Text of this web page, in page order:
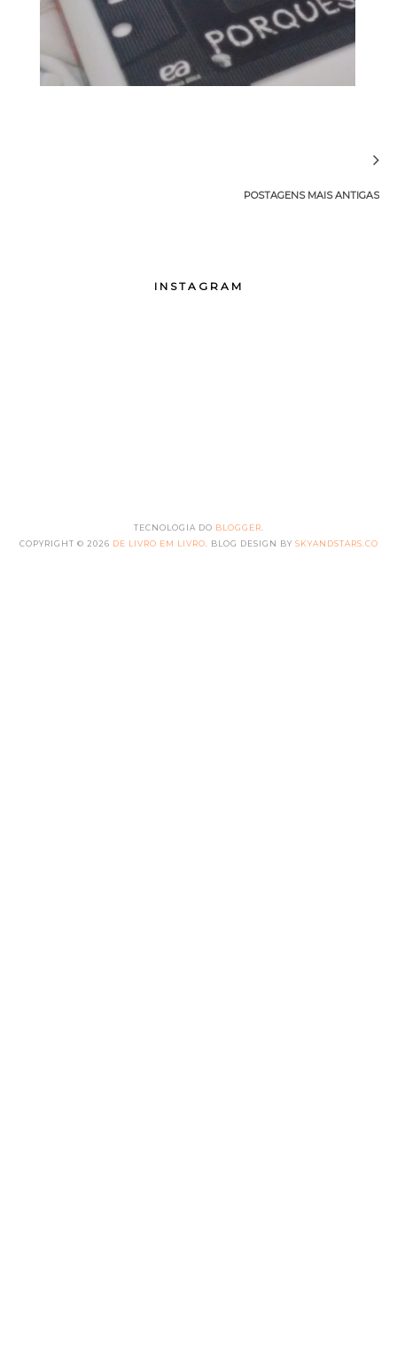
POSTAGENS MAIS ANTIGAS
INSTAGRAM
TECNOLOGIA DO BLOGGER
COPYRIGHT © 2026 DE LIVRO EM LIVRO . BLOG DESIGN BY SKYANDSTARS.CO